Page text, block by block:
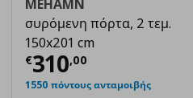
€ 440,00
MEHAMN
συρόμενη πόρτα, 2 τεμ.
150x201 cm
€310,00
Τρέχουσα
1550 πόντους ανταμοιβής